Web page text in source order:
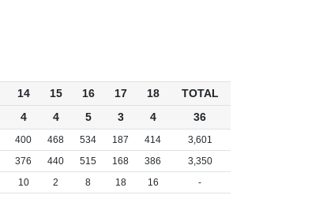
14 15 16 17 18
TOTAL
4 4 5 3 4 36
400 468 534 187 414
3,601
376 440 515 168 386
3,350
10 2 8 18 16 -